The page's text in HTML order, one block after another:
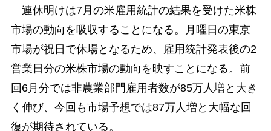
連休明けは7月の米雇用統計の結果を受けた米株
市場の動向を吸収することになる。月曜日の東京
市場が祝日で休場となるため、雇用統計発表後の2
営業日分の米株市場の動向を映すことになる。前
回6月分では非農業部門雇用者数が85万人増と大き
く伸び、今回も市場予想では87万人増と大幅な回
復が期待されている。